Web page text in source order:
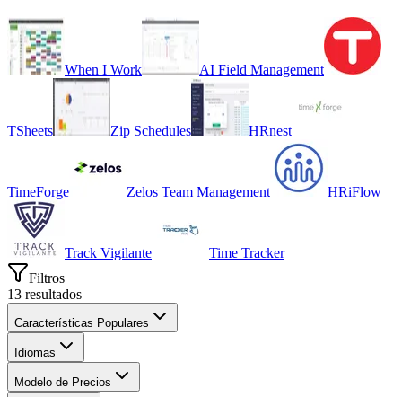
When I Work AI Field Management
TSheets Zip Schedules HRnest
TimeForge Zelos Team Management HRiFlow
Track Vigilante
Time Tracker
Filtros
13 resultados
Características Populares
Idiomas
Modelo de Precios